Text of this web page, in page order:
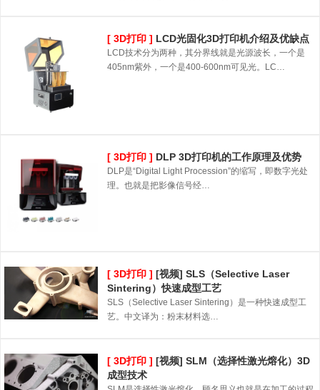
[ 3D打印 ] LCD光固化3D打印机介绍及优缺点
LCD技术分为两种，其分界线就是光源波长，一个是
405nm紫外，一个是400-600nm可见光。LC…
[ 3D打印 ] DLP 3D打印机的工作原理及优势
DLP是“Digital Light Procession”的缩写，即数字光处
理。也就是把影像信号经…
[ 3D打印 ] [视频] SLS（Selective Laser
Sintering）快速成型工艺
SLS（Selective Laser Sintering）是一种快速成型工
艺。中文译为：粉末材料选…
[ 3D打印 ] [视频] SLM（选择性激光熔化）3D
成型技术